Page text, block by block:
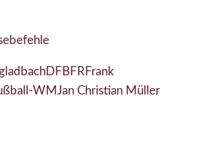
DFBFR Frank
WMJan Christian Müller